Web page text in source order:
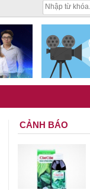
CẢNH BÁO